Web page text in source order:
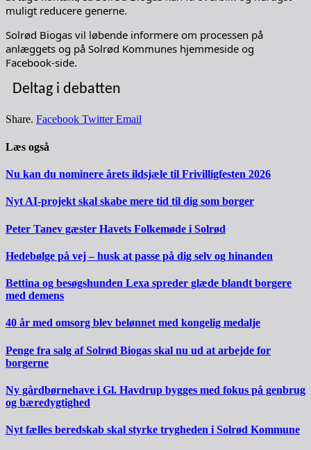
muligt reducere generne.
Solrød Biogas vil løbende informere om processen på
anlæggets og på Solrød Kommunes hjemmeside og
Facebook-side.
Deltag i debatten
Share. Facebook Twitter Email
Læs også
Nu kan du nominere årets ildsjæle til Frivilligfesten 2026
Nyt AI-projekt skal skabe mere tid til dig som borger
Peter Tanev gæster Havets Folkemøde i Solrød
Hedebølge på vej – husk at passe på dig selv og hinanden
Bettina og besøgshunden Lexa spreder glæde blandt borgere
med demens
40 år med omsorg blev belønnet med kongelig medalje
Penge fra salg af Solrød Biogas skal nu ud at arbejde for
borgerne
Ny gårdbørnehave i Gl. Havdrup bygges med fokus på genbrug
og bæredygtighed
Nyt fælles beredskab skal styrke trygheden i Solrød Kommune